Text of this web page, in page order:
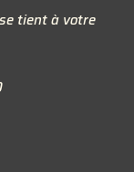
se tient à votre